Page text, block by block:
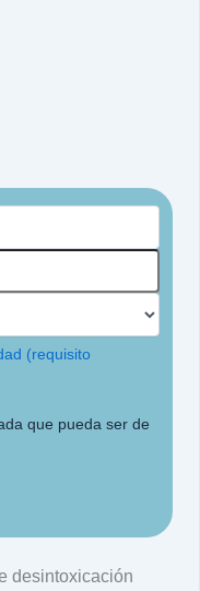
(requisito
que pueda ser de